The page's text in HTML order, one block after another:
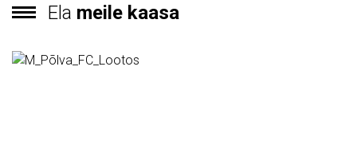
Ela meile kaasa